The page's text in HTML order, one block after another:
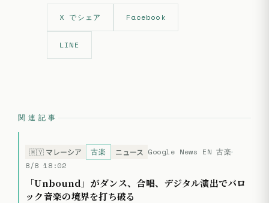
X でシェア Facebook
LINE
関連記事
🇲🇾 マレーシア 古楽 ニュース
Google News EN 古楽
8/8 18:02
「Unbound」がダンス、合唱、デジタル演出でバロ
ック音楽の境界を打ち破る